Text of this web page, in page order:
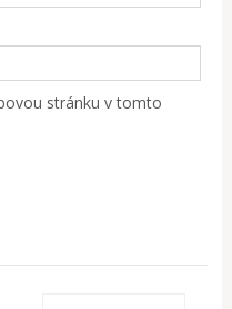
stránku v tomto